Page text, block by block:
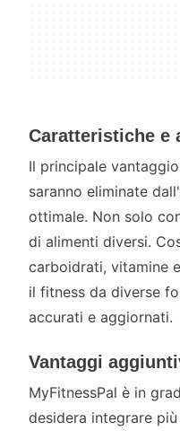
Caratteristiche e
Il principale
saranno eliminate
ottimale. Non solo
di alimenti diversi.
carboidrati, vitamine
il fitness da diverse
accurati e aggiornati.
Vantaggi
MyFitnessPal è in
desidera integrare